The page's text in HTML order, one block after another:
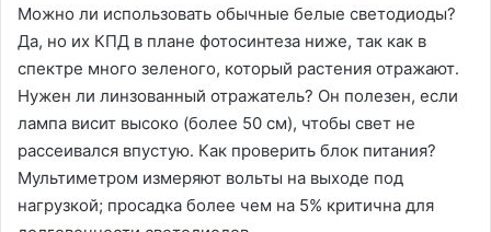
Можно ли использовать обычные белые светодиоды?
Да, но их КПД в плане фотосинтеза ниже, так как в
спектре много зеленого, который растения отражают․
Нужен ли линзованный отражатель? Он полезен, если
лампа висит высоко (более 50 см), чтобы свет не
рассеивался впустую․ Как проверить блок питания?
Мультиметром измеряют вольты на выходе под
нагрузкой; просадка более чем на 5% критична для